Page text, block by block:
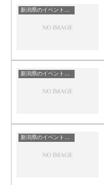
新潟県のイベント会場一覧